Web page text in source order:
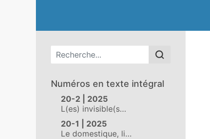
Menu principal
Numéros en texte intégral
20-2 | 2025
L(es) invisible(s…
20-1 | 2025
Le domestique, li…